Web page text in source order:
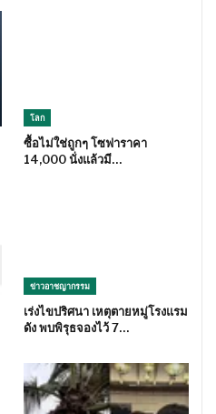
โลก
ซื้อไม่ใช่ถูกๆ โซฟาราคา
14,000 นั่งแล้วมี…
ข่าวอาชญากรรม
เร่งไขปริศนา เหตุตายหมู่โรงแรม
ดัง พบพิรุธจองไว้ 7…